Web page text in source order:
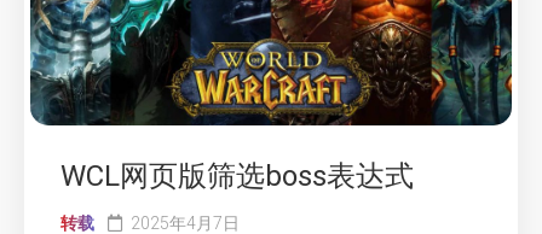
WCL网页版筛选boss表达式
转载 2025年4月7日